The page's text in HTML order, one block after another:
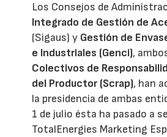
Los Consejos de
Integrado de Gestión de
(Sigaus) y Gestión de
e Industriales (Genci),
Colectivos de
del Productor (Scrap), han
la presidencia de ambas
1 de julio ésta ha pasado a
TotalEnergies Marketing